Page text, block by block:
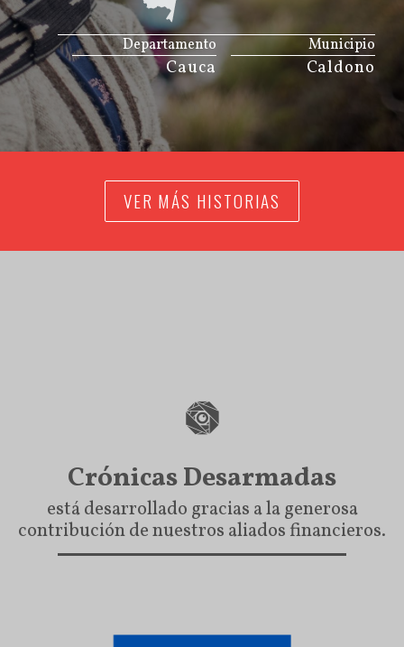
JS map by amCharts
Municipio
Caldono
Departamento
Cauca
Crónicas Desarmadas
está desarrollado gracias a la generosa
contribución de nuestros aliados financieros.